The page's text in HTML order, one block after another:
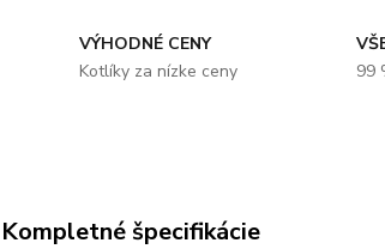
VÝHODNÉ CENY
Kotlíky za nízke ceny
99
Kompletné špecifikácie